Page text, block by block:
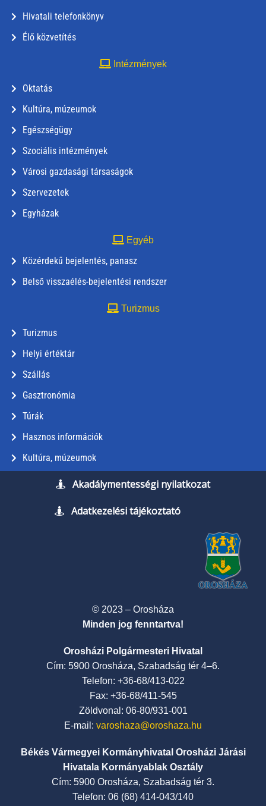
Hivatali telefonkönyv
Élő közvetítés
Intézmények
Oktatás
Kultúra, múzeumok
Egészségügy
Szociális intézmények
Városi gazdasági társaságok
Szervezetek
Egyházak
Egyéb
Közérdekű bejelentés, panasz
Belső visszaélés-bejelentési rendszer
Turizmus
Turizmus
Helyi értéktár
Szállás
Gasztronómia
Túrák
Hasznos információk
Kultúra, múzeumok
Akadálymentességi nyilatkozat
Adatkezelési tájékoztató
© 2023 – Orosháza
Minden jog fenntartva!
Orosházi Polgármesteri Hivatal
Cím: 5900 Orosháza, Szabadság tér 4–6.
Telefon: +36-68/413-022
Fax: +36-68/411-545
Zöldvonal: 06-80/931-001
E-mail: varoshaza@oroshaza.hu
Békés Vármegyei Kormányhivatal Orosházi Járási
Hivatala Kormányablak Osztály
Cím: 5900 Orosháza, Szabadság tér 3.
Telefon: 06 (68) 414-043/140